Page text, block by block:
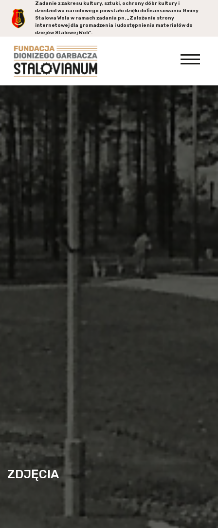
Zadanie z zakresu kultury, sztuki, ochrony dóbr kultury i
dziedzictwa narodowego powstało dzięki dofinansowaniu Gminy
Stalowa Wolaw ramach zadania pn. „Założenie strony
internetowej dla gromadzenia i udostępnienia materiałów do
dziejów Stalowej Woli”.
ZDJĘCIA